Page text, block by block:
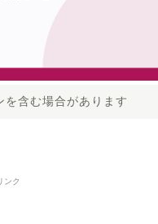
を含む場合があります
ンク